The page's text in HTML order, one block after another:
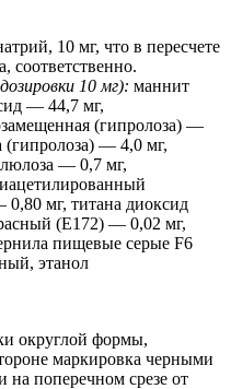
10 мг, что в пересчете
соответственно.
10 мг): маннит
— 44,7 мг,
(гипролоза) —
(гипролоза) — 4,0 мг,
— 0,7 мг,
мг, титана диоксид
(Е172) — 0,02 мг,
пищевые серые F6
этанол
округлой формы,
маркировка черными
на поперечном срезе от